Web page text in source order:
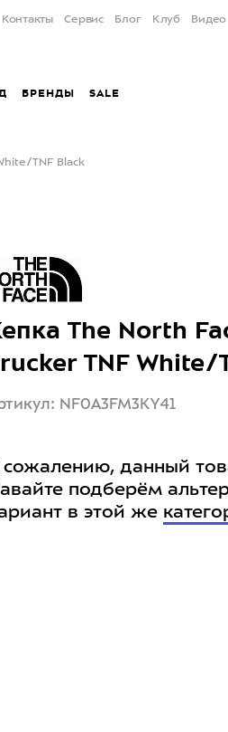
Контакты Сервис Блог Клуб Видео
БРЕНДЫ SALE
TNF Black
The North
TNF White/
NF0A3FM3KY41
сожалению, данный
подберём
в этой же